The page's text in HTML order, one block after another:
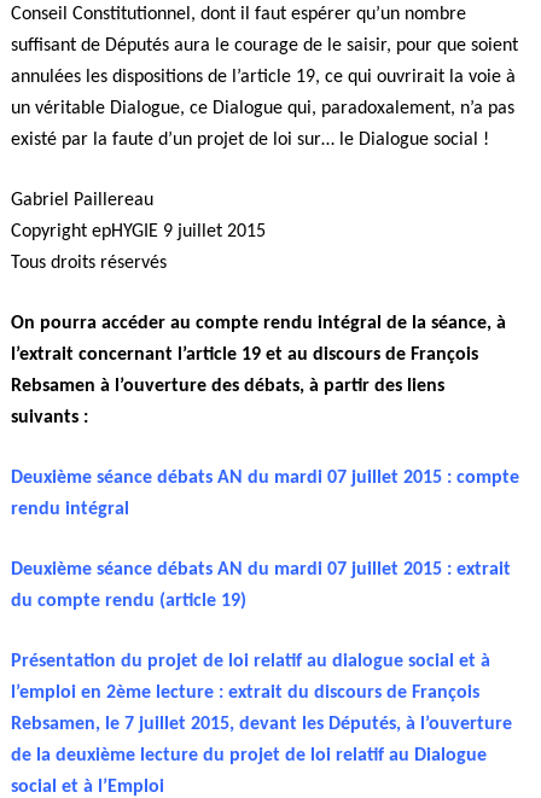
Conseil Constitutionnel, dont il faut espérer qu’un nombre
suffisant de Députés aura le courage de le saisir, pour que soient
annulées les dispositions de l’article 19, ce qui ouvrirait la voie à
un véritable Dialogue, ce Dialogue qui, paradoxalement, n’a pas
existé par la faute d’un projet de loi sur… le Dialogue social !
Gabriel Paillereau
Copyright epHYGIE 9 juillet 2015
Tous droits réservés
On pourra accéder au compte rendu intégral de la séance, à
l’extrait concernant l’article 19 et au discours de François
Rebsamen à l’ouverture des débats, à partir des liens
suivants :
Deuxième séance débats AN du mardi 07 juillet 2015 : compte
rendu intégral
Deuxième séance débats AN du mardi 07 juillet 2015 : extrait
du compte rendu (article 19)
Présentation du projet de loi relatif au dialogue social et à
l’emploi en 2ème lecture : extrait du discours de François
Rebsamen, le 7 juillet 2015, devant les Députés, à l’ouverture
de la deuxième lecture du projet de loi relatif au Dialogue
social et à l’Emploi